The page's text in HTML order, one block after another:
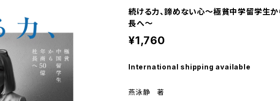
続ける力、諦めない心～極貧中学留学生
長へ～
¥1,760
International shipping available
燕泳静 著